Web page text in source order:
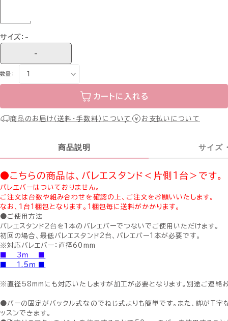
サイズ： -
-
数量：
カートに入れる
商品のお届け（送料・手数料）について お支払いについて
商品説明 サイズ
●こちらの商品は、バレエスタンド＜片側1台＞です。
バレエバーはついておりません。
ご注文は台数や組み合わせを確認の上、ご注文をお願いいたします。
なお、1台1梱包となります。1梱包毎に送料がかかります。
●ご使用方法
バレエスタンド2台を1本のバレエバーでつないでご使用いただけます。
初回の場合、最低バレエスタンド2台、バレエバー1本が必要です。
※対応バレエバー：直径60mm
■ 3ｍ ■
■ 1.5ｍ ■
※直径58mmにも対応いたしますが加工が必要となります。別途ご連絡
●バーの固定がバックル式なのでねじ式よりも簡単です。また、脚がT字
ッスンできます。